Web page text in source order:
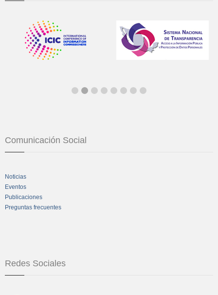
Comunicación Social
Noticias
Eventos
Publicaciones
Preguntas frecuentes
Redes Sociales